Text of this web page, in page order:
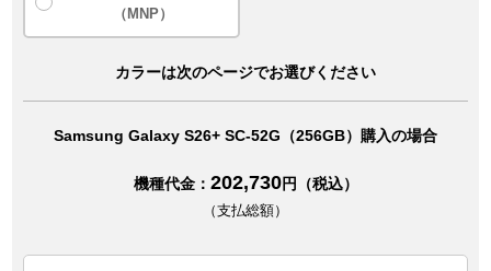
（MNP）
カラーは次のページでお選びください
Samsung Galaxy S26+ SC-52G（256GB）購入の場合
機種代金： 202,730円（税込）
（支払総額）